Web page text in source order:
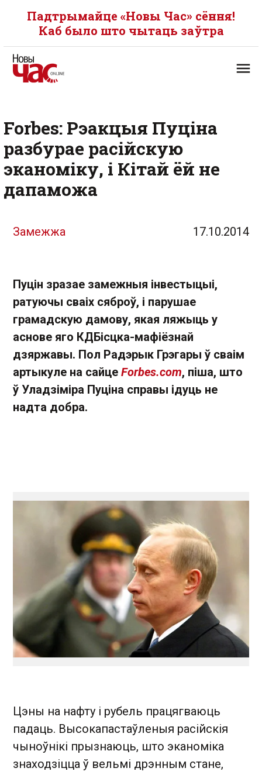
Падтрымайце «Новы Час» сёння!
Каб было што чытаць заўтра
Forbes: Рэакцыя Пуціна
разбурае расійскую
эканоміку, і Кітай ёй не
дапаможа
Замежжа 17.10.2014
Пуцін зразае замежныя інвестыцыі,
ратуючы сваіх сяброў, і парушае
грамадскую дамову, якая ляжыць у
аснове яго КДБісцка-мафіёзнай
дзяржавы. Пол Радэрык Грэгары ў сваім
артыкуле на сайце Forbes.com, піша, што
ў Уладзіміра Пуціна справы ідуць не
надта добра.
Цэны на нафту і рубель працягваюць
падаць. Высокапастаўленыя расійскія
чыноўнікі прызнаюць, што эканоміка
знаходзіцца ў вельмі дрэнным стане,